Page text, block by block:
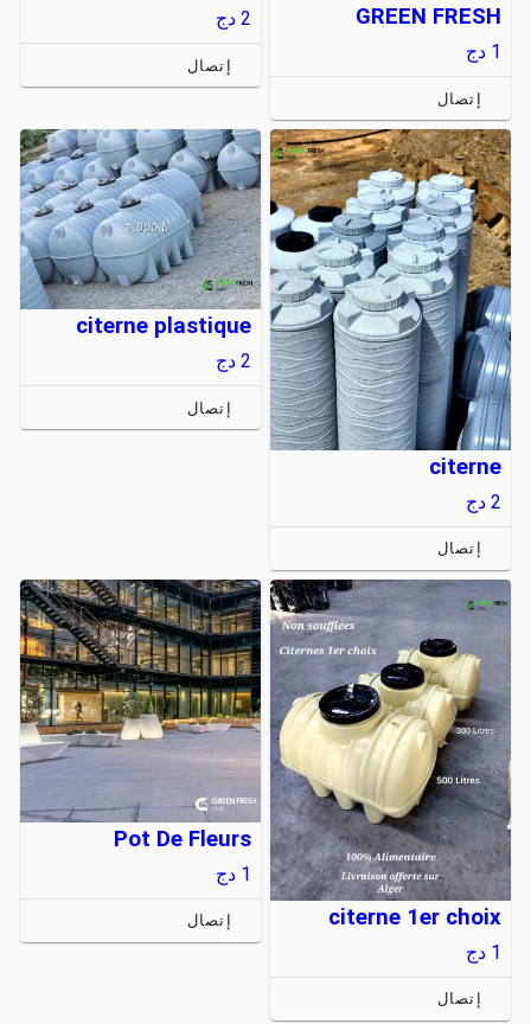
GREEN FRESH
1 دج
إتصال
2 دج
إتصال
citerne
2 دج
إتصال
citerne plastique
2 دج
إتصال
citerne 1er choix
1 دج
إتصال
Pot De Fleurs
1 دج
إتصال